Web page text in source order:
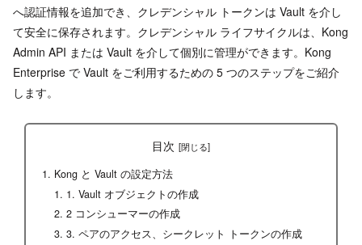
へ認証情報を追加でき、クレデンシャル トークンは Vault を介し
て安全に保存されます。クレデンシャル ライフサイクルは、Kong
Admin API または Vault を介して個別に管理ができます。Kong
Enterprise で Vault をご利用するための 5 つのステップをご紹介
します。
目次
Kong と Vault の設定方法
1. Vault オブジェクトの作成
2 コンシューマーの作成
3. ペアのアクセス、シークレット トークンの作成